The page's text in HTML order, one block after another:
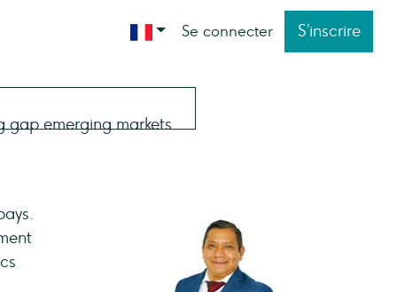
Se connecter S’inscrire